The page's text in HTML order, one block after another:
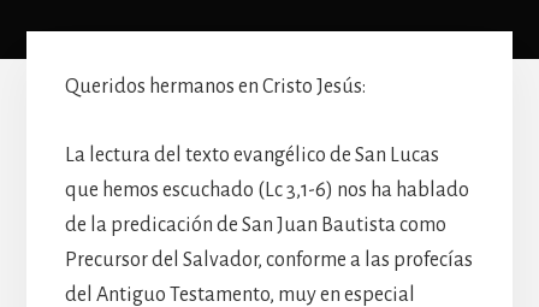
Queridos hermanos en Cristo Jesús:
La lectura del texto evangélico de San Lucas
que hemos escuchado (Lc 3,1-6) nos ha hablado
de la predicación de San Juan Bautista como
Precursor del Salvador, conforme a las profecías
del Antiguo Testamento, muy en especial